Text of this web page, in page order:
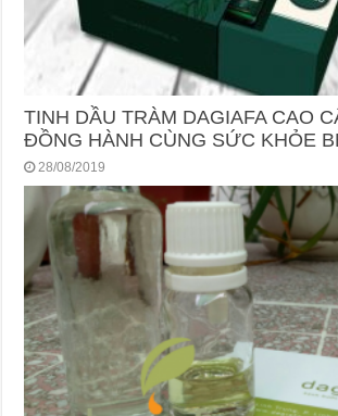
TINH DẦU TRÀM DAGIAFA CAO
ĐỒNG HÀNH CÙNG SỨC KHỎE
28/08/2019